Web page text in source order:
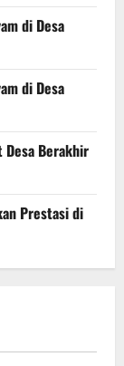
di Desa
di Desa
Desa Berakhir
Prestasi di